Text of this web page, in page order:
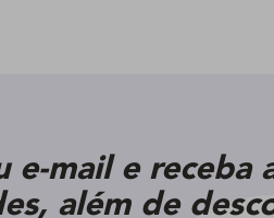
e-mail e receba
além de